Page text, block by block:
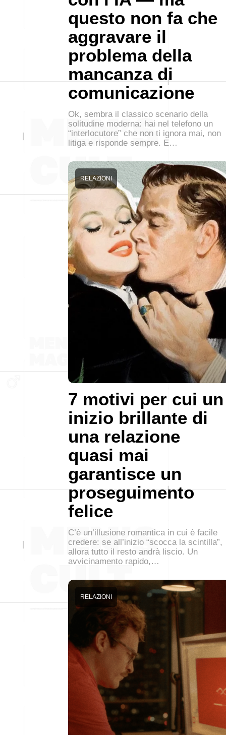
questo non fa che
aggravare il
problema della
mancanza di
comunicazione
Ok, sembra il classico scenario della
solitudine moderna: hai nel telefono un
“interlocutore” che non ti ignora mai, non
litiga e risponde sempre. E…
7 motivi per cui un
inizio brillante di
una relazione
quasi mai
garantisce un
proseguimento
felice
RELAZIONI
C’è un’illusione romantica in cui è facile
credere: se all’inizio “scocca la scintilla”,
allora tutto il resto andrà liscio. Un
avvicinamento rapido,…
RELAZIONI